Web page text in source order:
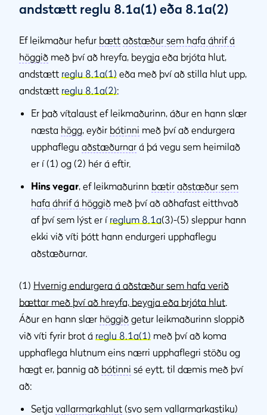
andstætt reglu 8.1a(1) eða 8.1a(2)
Ef leikmaður hefur bætt aðstæður sem hafa áhrif á
höggið með því að hreyfa, beygja eða brjóta hlut,
andstætt reglu 8.1a(1) eða með því að stilla hlut upp,
andstætt reglu 8.1a(2):
Er það vítalaust ef leikmaðurinn, áður en hann slær
næsta högg, eyðir bótinni með því að endurgera
upphaflegu aðstæðurnar á þá vegu sem heimilað
er í (1) og (2) hér á eftir.
Hins vegar, ef leikmaðurinn bætir aðstæður sem
hafa áhrif á höggið með því að aðhafast eitthvað
af því sem lýst er í reglum 8.1a(3)-(5) sleppur hann
ekki við víti þótt hann endurgeri upphaflegu
aðstæðurnar.
(1) Hvernig endurgera á aðstæður sem hafa verið
bættar með því að hreyfa, beygja eða brjóta hlut.
Áður en hann slær höggið getur leikmaðurinn sloppið
við víti fyrir brot á reglu 8.1a(1) með því að koma
upphaflega hlutnum eins nærri upphaflegri stöðu og
hægt er, þannig að bótinni sé eytt, til dæmis með því
að:
Setja vallarmarkahlut (svo sem vallarmarkastiku)